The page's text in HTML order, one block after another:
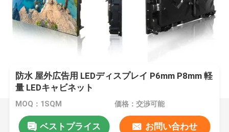
防水 屋外広告用 LEDディスプレイ P6mm P8mm 軽
量 LEDキャビネット
MOQ：1SQM 価格：交渉可能
ベストプライス お問い合わせ